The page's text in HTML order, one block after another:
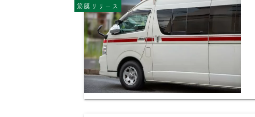
筋膜リリース